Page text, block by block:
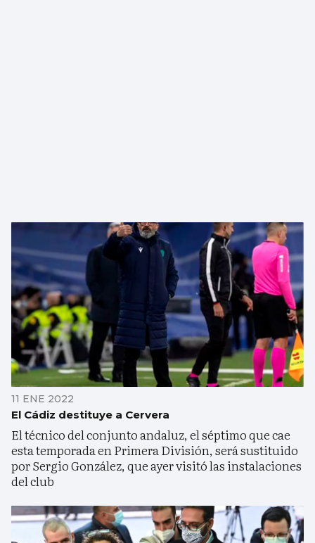
11 ENE 2022
El Cádiz destituye a Cervera
El técnico del conjunto andaluz, el séptimo que cae
esta temporada en Primera División, será sustituido
por Sergio González, que ayer visitó las instalaciones
del club